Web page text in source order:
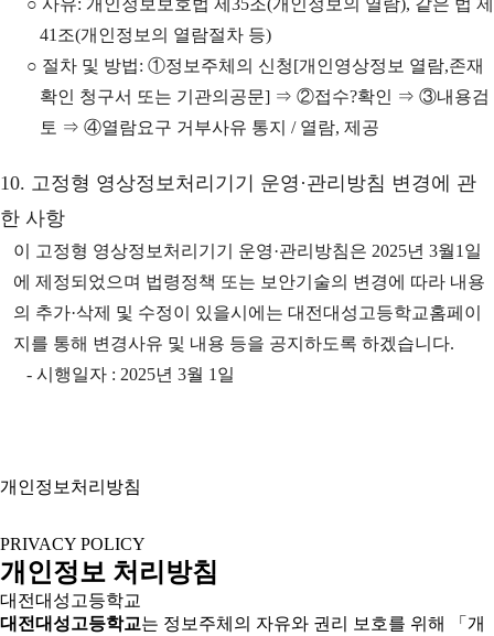
○ 사유: 개인정보보호법 제35조(개인정보의 열람), 같은 법 제
41조(개인정보의 열람절차 등)
○ 절차 및 방법: ①정보주체의 신청[개인영상정보 열람,존재
확인 청구서 또는 기관의공문] ⇒ ②접수?확인 ⇒ ③내용검
토 ⇒ ④열람요구 거부사유 통지 / 열람, 제공
10. 고정형 영상정보처리기기 운영·관리방침 변경에 관
한 사항
이 고정형 영상정보처리기기 운영·관리방침은 2025년 3월1일
에 제정되었으며 법령정책 또는 보안기술의 변경에 따라 내용
의 추가·삭제 및 수정이 있을시에는 대전대성고등학교홈페이
지를 통해 변경사유 및 내용 등을 공지하도록 하겠습니다.
- 시행일자 : 2025년 3월 1일
개인정보처리방침
PRIVACY POLICY
개인정보 처리방침
대전대성고등학교
대전대성고등학교는 정보주체의 자유와 권리 보호를 위해 「개